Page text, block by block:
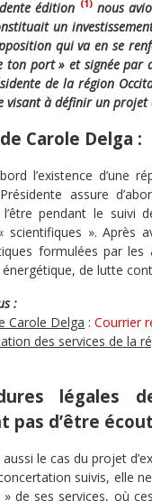
édition (1) nous
un
qui va en se
ton port » et signée par
de la région
visant à définir un
Carole Delga :
l’existence d’une
assure
pendant le suivi
scientifiques ». Après
formulées par
de lutte
:
Carole Delga :Courrier
des services de la
légales
pas d’être
le cas du projet
suivis, elle
de ses services, où ces